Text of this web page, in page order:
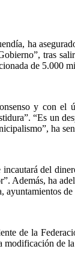
ha
tras
de 5.000
y con
“Es un
ha
del
Además, ha
de la